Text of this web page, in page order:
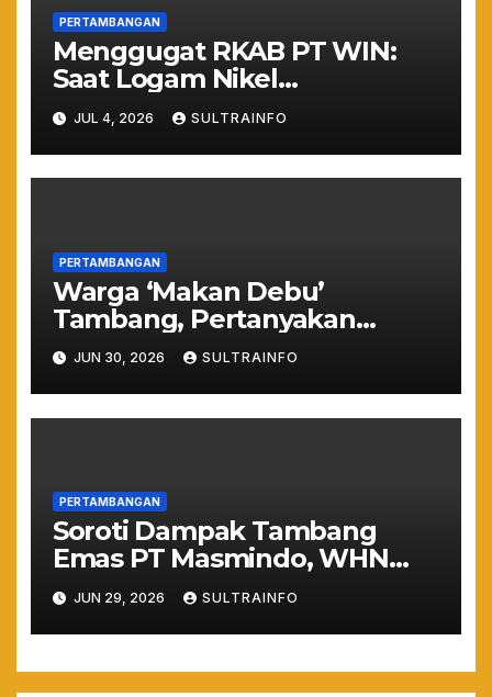
PERTAMBANGAN
Menggugat RKAB PT WIN:
Saat Logam Nikel
Mengancam Nyawa dan
Ruang Hidup Warga
Torobulu
JUL 4, 2026 SULTRAINFO
PERTAMBANGAN
Warga ‘Makan Debu’
Tambang, Pertanyakan
Legalitas Jetty PT GMS di
Tengah Permukiman
JUN 30, 2026 SULTRAINFO
PERTAMBANGAN
​Soroti Dampak Tambang
Emas PT Masmindo, WHN
Bakal Surati Presiden
Prabowo Terkait Kondisi
Luwu
JUN 29, 2026 SULTRAINFO